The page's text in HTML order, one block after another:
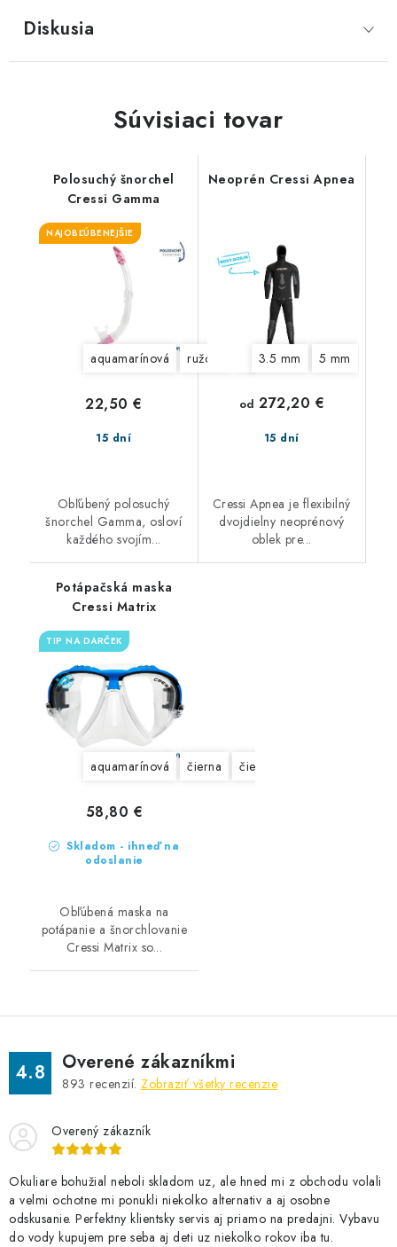
Diskusia
Súvisiaci tovar
Polosuchý šnorchel
Cressi Gamma
NAJOBĽÚBENEJŠIE
aquamarínová ružová čierno-čierna modrá
15 dní
22,50 €
Obľúbený polosuchý
šnorchel Gamma, osloví
každého svojím...
Neoprén Cressi Apnea
3.5 mm 5 mm
15 dní
od 272,20 €
Cressi Apnea je flexibilný
dvojdielny neoprénový
oblek pre...
Potápačská maska
Cressi Matrix
TIP NA DARČEK
aquamarínová čierna čierno-čierna
Skladom - ihneď na
odoslanie
58,80 €
Obľúbená maska na
potápanie a šnorchlovanie
Cressi Matrix so...
4.8 Overené zákazníkmi
893 recenzií. Zobraziť všetky recenzie
Overený zákazník
Okuliare bohužial neboli skladom uz, ale hned mi z obchodu volali
a velmi ochotne mi ponukli niekolko alternativ a aj osobne
odskusanie. Perfektny klientsky servis aj priamo na predajni. Vybavu
do vody kupujem pre seba aj deti uz niekolko rokov iba tu.